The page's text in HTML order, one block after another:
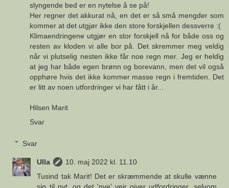
slyngende bed er en nytelse å se på!
Her regner det akkurat nå, en det er så små mengder som
kommer at det utgjør ikke den store forskjellen dessverre :(
Klimaendringene utgjør en stor forskjell nå for både oss og
resten av kloden vi alle bor på. Det skremmer meg veldig
når vi plutselig nesten ikke får noe regn mer. Jeg er heldig
at jeg har både egen brønn og borevann, men det vil også
opphøre hvis det ikke kommer masse regn i fremtiden. Det
er litt av noen utfordringer vi har fått i år...
Hilsen Marit
Svar
Svar
Ulla
10. maj 2022 kl. 11.10
Tusind tak Marit! Det er skræmmende at skulle vænne
sig til nyt, og det 'nye' vejr giver udfordringer, selvom